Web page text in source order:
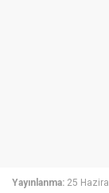
Yayınlanma: 25